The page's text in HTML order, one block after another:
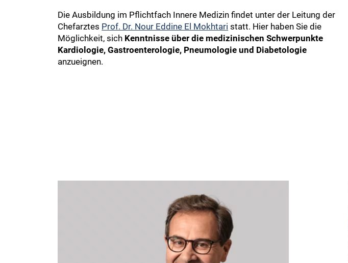
Die Ausbildung im Pflichtfach Innere Medizin findet unter der Leitung der
Chefarztes Prof. Dr. Nour Eddine El Mokhtari statt. Hier haben Sie die
Möglichkeit, sich Kenntnisse über die medizinischen Schwerpunkte
Kardiologie, Gastroenterologie, Pneumologie und Diabetologie
anzueignen.